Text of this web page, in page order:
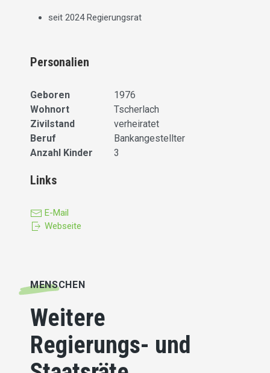
seit 2024 Regierungsrat
Personalien
Geboren
1976
Wohnort
Tscherlach
Zivilstand
verheiratet
Beruf
Bankangestellter
Anzahl Kinder
3
Links
E-Mail
Webseite
MENSCHEN
Weitere
Regierungs- und